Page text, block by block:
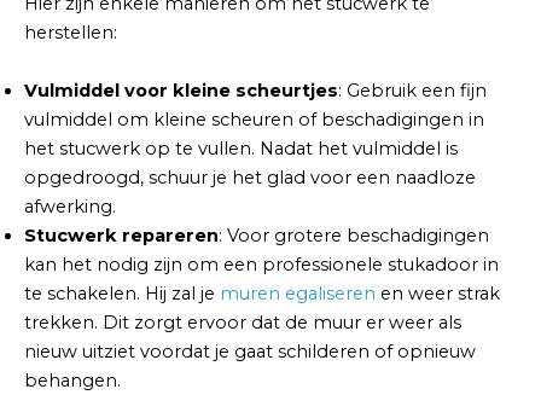
herstellen:
Vulmiddel voor kleine scheurtjes: Gebruik een fijn
vulmiddel om kleine scheuren of beschadigingen in
het stucwerk op te vullen. Nadat het vulmiddel is
opgedroogd, schuur je het glad voor een naadloze
afwerking.
Stucwerk repareren: Voor grotere beschadigingen
kan het nodig zijn om een professionele stukadoor in
te schakelen. Hij zal je muren egaliseren en weer strak
trekken. Dit zorgt ervoor dat de muur er weer als
nieuw uitziet voordat je gaat schilderen of opnieuw
behangen.